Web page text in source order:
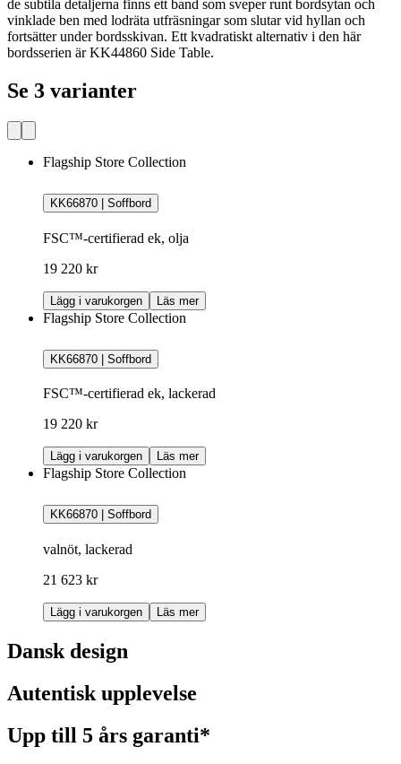
de subtila detaljerna finns ett band som sveper runt bordsytan och
vinklade ben med lodräta utfräsningar som slutar vid hyllan och
fortsätter under bordsskivan. Ett kvadratiskt alternativ i den här
bordsserien är KK44860 Side Table.
Se 3 varianter
Flagship Store Collection
KK66870 | Soffbord
FSC™-certifierad ek, olja
19 220 kr
Lägg i varukorgen Läs mer
Flagship Store Collection
KK66870 | Soffbord
FSC™-certifierad ek, lackerad
19 220 kr
Lägg i varukorgen Läs mer
Flagship Store Collection
KK66870 | Soffbord
valnöt, lackerad
21 623 kr
Lägg i varukorgen Läs mer
Dansk design
Autentisk upplevelse
Upp till 5 års garanti*